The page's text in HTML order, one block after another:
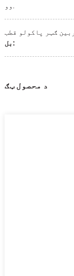
وو.
ګټر پاکولو قطب
بل:
د محصول ټګ